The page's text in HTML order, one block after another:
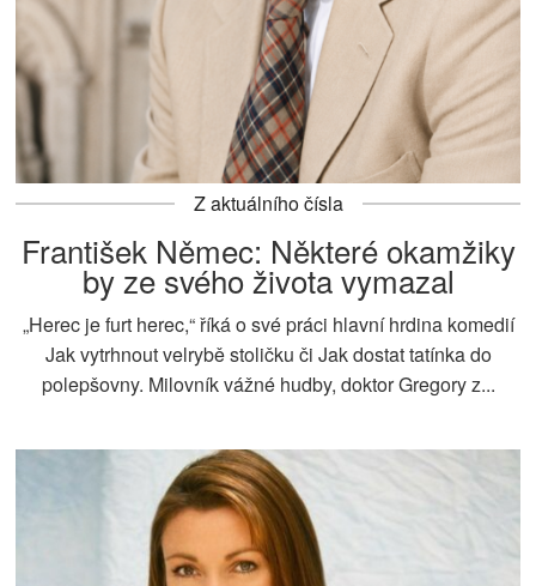
Z aktuálního čísla
František Němec: Některé okamžiky
by ze svého života vymazal
„Herec je furt herec,“ říká o své práci hlavní hrdina komedií
Jak vytrhnout velrybě stoličku či Jak dostat tatínka do
polepšovny. Milovník vážné hudby, doktor Gregory z...